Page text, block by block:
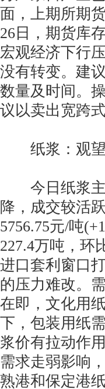
面，上期所期
26日，期货库
宏观经济下行
没有转变。建
数量及时间。
议以卖出宽跨式
纸浆：观望
今日纸浆主
降，成交较活
5756.75元/吨
227.4万吨，环
进口套利窗口
的压力难改。
在即，文化用
下，包装用纸
浆价有拉动作
需求走弱影响
熟港和保定港